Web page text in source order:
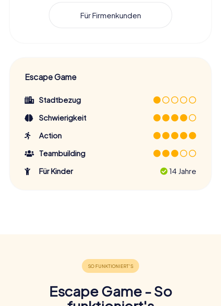
Für Firmenkunden
Escape Game
Stadtbezug
Schwierigkeit
Action
Teambuilding
Für Kinder
14 Jahre
Escape Game - So